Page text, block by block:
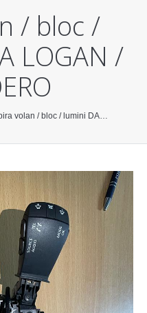
/ bloc /
LOGAN /
volan / bloc / lumini DA…